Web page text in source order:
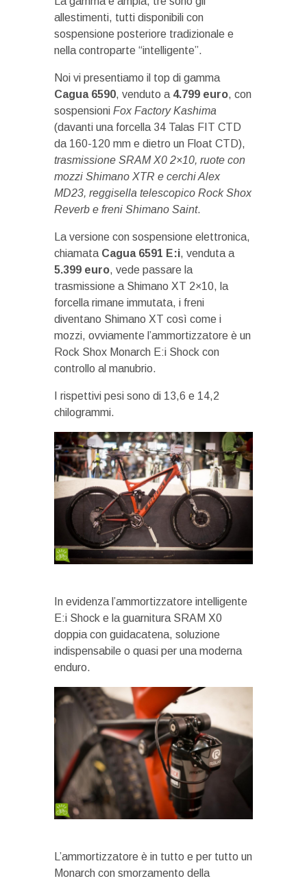
allestimenti, tutti disponibili con
sospensione posteriore tradizionale e
nella controparte “intelligente”.
Noi vi presentiamo il top di gamma
Cagua 6590, venduto a 4.799 euro, con
sospensioni Fox Factory Kashima
(davanti una forcella 34 Talas FIT CTD
da 160-120 mm e dietro un Float CTD),
trasmissione SRAM X0 2×10, ruote con
mozzi Shimano XTR e cerchi Alex
MD23, reggisella telescopico Rock Shox
Reverb e freni Shimano Saint.
La versione con sospensione elettronica,
chiamata Cagua 6591 E:i, venduta a
5.399 euro, vede passare la
trasmissione a Shimano XT 2×10, la
forcella rimane immutata, i freni
diventano Shimano XT così come i
mozzi, ovviamente l’ammortizzatore è un
Rock Shox Monarch E:i Shock con
controllo al manubrio.
I rispettivi pesi sono di 13,6 e 14,2
chilogrammi.
In evidenza l’ammortizzatore intelligente
E:i Shock e la guarnitura SRAM X0
doppia con guidacatena, soluzione
indispensabile o quasi per una moderna
enduro.
L’ammortizzatore è in tutto e per tutto un
Monarch con smorzamento della